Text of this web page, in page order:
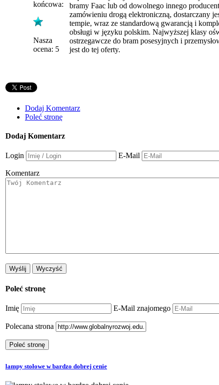
końcowa:
Nasza
ocena: 5
bramy Faac lub od dowolnego innego
zamówieniu drogą elektroniczną, dostarczany
tempie, wraz ze standardową gwarancją i
obsługi w języku polskim. Najwyższej klasy
ostrzegawcze do bram posesyjnych i
jest do tej oferty.
Dodaj Komentarz
Poleć stronę
Dodaj Komentarz
Login E-Mail
Komentarz
Poleć stronę
Imię E-Mail znajomego
Polecana strona
lampy stołowe w bardzo dobrej cenie